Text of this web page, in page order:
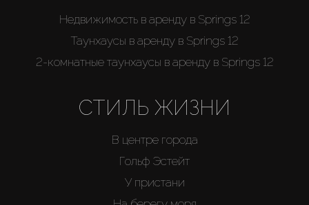
Недвижимость в аренду в Springs 12
Таунхаусы в аренду в Springs 12
2-комнатные таунхаусы в аренду в Springs 12
СТИЛЬ ЖИЗНИ
В центре города
Гольф Эстейт
У пристани